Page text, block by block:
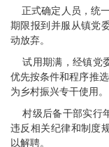
正式确定人员，统
期限报到并服从镇党
动放弃。
试用期满，经镇党
优先按条件和程序推
为乡村振兴专干使用。
村级后备干部实行
违反相关纪律和制度
以解聘。